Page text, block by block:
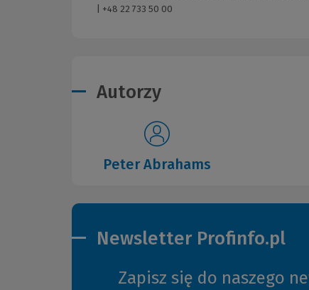
+48 22 733 50 00
Autorzy
Peter Abrahams
Newsletter Profinfo.pl
Zapisz się do naszego